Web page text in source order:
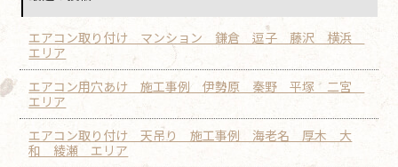
エアコン取り付け マンション 鎌倉 逗子 藤沢 横浜
エリア
エアコン用穴あけ 施工事例 伊勢原 秦野 平塚 二宮
エリア
エアコン取り付け 天吊り 施工事例 海老名 厚木 大
和 綾瀬 エリア